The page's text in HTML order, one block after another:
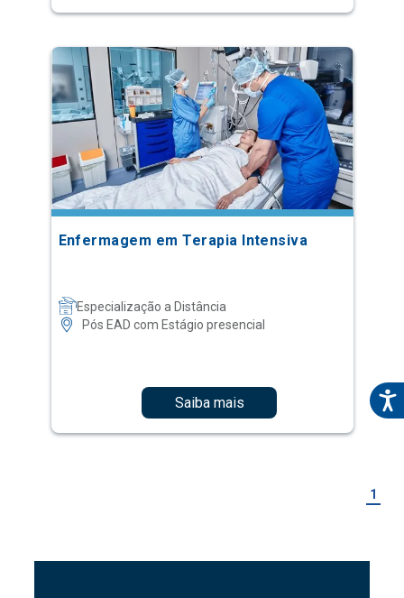
Enfermagem em Terapia Intensiva
Especialização a Distância
Pós EAD com Estágio presencial
Saiba mais
1